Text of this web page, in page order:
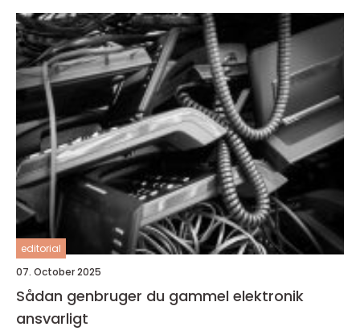
editorial
07. October 2025
Sådan genbruger du gammel elektronik
ansvarligt